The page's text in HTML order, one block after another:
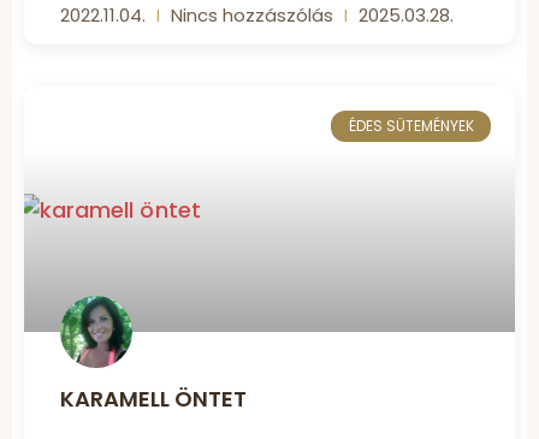
2022.11.04. Nincs hozzászólás 2025.03.28.
ÉDES SÜTEMÉNYEK
KARAMELL ÖNTET